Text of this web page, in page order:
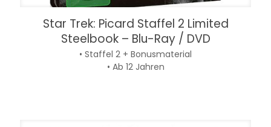
Star Trek: Picard Staffel 2 Limited
Steelbook – Blu-Ray / DVD
• Staffel 2 + Bonusmaterial
• Ab 12 Jahren